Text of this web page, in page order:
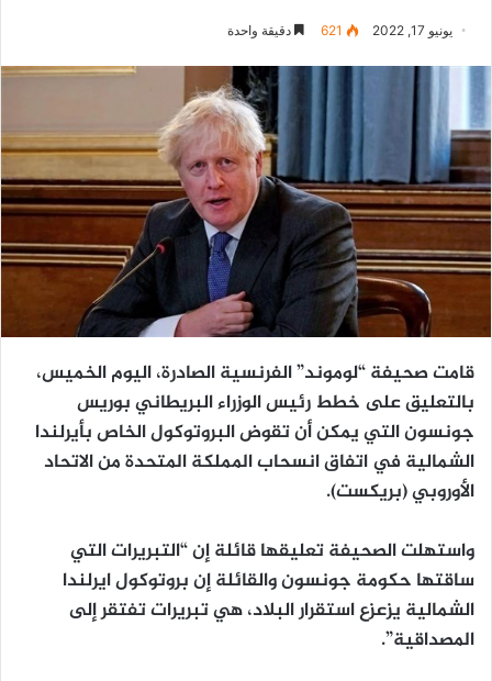
يونيو 17, 2022 621 دقيقة واحدة
قامت صحيفة “لوموند” الفرنسية الصادرة، اليوم الخميس،
بالتعليق على خطط رئيس الوزراء البريطاني بوريس
جونسون التي يمكن أن تقوض البروتوكول الخاص بأيرلندا
الشمالية في اتفاق انسحاب المملكة المتحدة من الاتحاد
الأوروبي (بريكست).
واستهلت الصحيفة تعليقها قائلة إن “التبريرات التي
ساقتها حكومة جونسون والقائلة إن بروتوكول ايرلندا
الشمالية يزعزع استقرار البلاد، هي تبريرات تفتقر إلى
المصداقية”.